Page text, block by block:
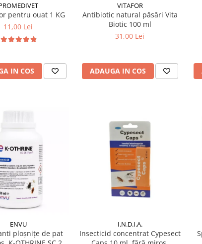
pentru ouat 1 KG
11,00 Lei
IN COS
VITAFOR
Antibiotic natural păsări Vita
Biotic 100 ml
31,00 Lei
ADAUGA IN COS
ENVU
ploșnițe de pat
I.N.D.I.A.
Insecticid concentrat Cypesect